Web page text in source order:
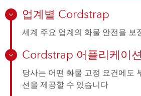
업계별 Cordstrap
세계 주요 업계의 화물 안전을 보
Cordstrap 어플리케이션
당사는 어떤 화물 고정 요건에도
션을 제공할 수 있습니다